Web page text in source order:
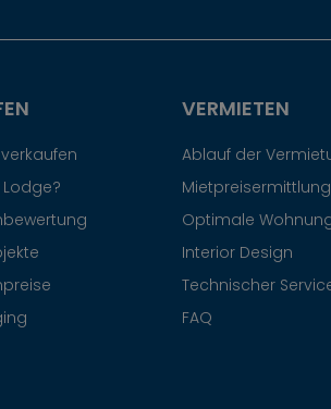
VERMIETEN
Ablauf der
Mietpreisermittlung
Optimale
Interior Design
Technischer
FAQ